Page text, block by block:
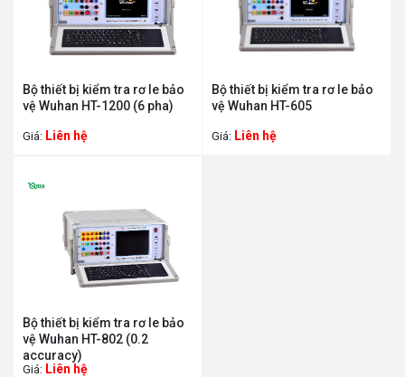
Bộ thiết bị kiểm tra rơ le bảo
vệ Wuhan HT-1200 (6 pha)
Giá: Liên hệ
Bộ thiết bị kiểm tra rơ le bảo
vệ Wuhan HT-605
Giá: Liên hệ
Bộ thiết bị kiểm tra rơ le bảo
vệ Wuhan HT-802 (0.2
accuracy)
Giá: Liên hệ